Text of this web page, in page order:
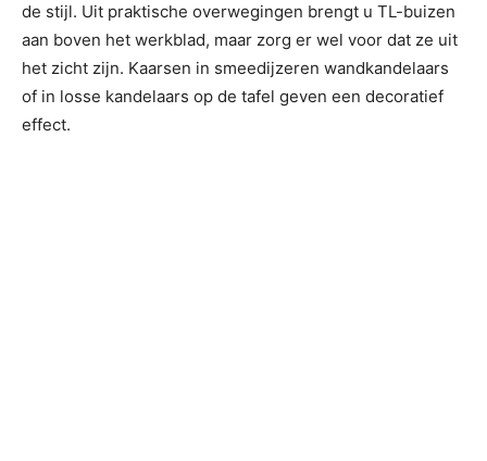
de stijl. Uit praktische overwegingen brengt u TL-buizen
aan boven het werkblad, maar zorg er wel voor dat ze uit
het zicht zijn. Kaarsen in smeedijzeren wandkandelaars
of in losse kandelaars op de tafel geven een decoratief
effect.